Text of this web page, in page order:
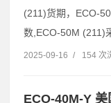
(211)货期，ECO-
数,ECO-50M (211)
2025-09-16 / 154 次
ECO-40M-Y